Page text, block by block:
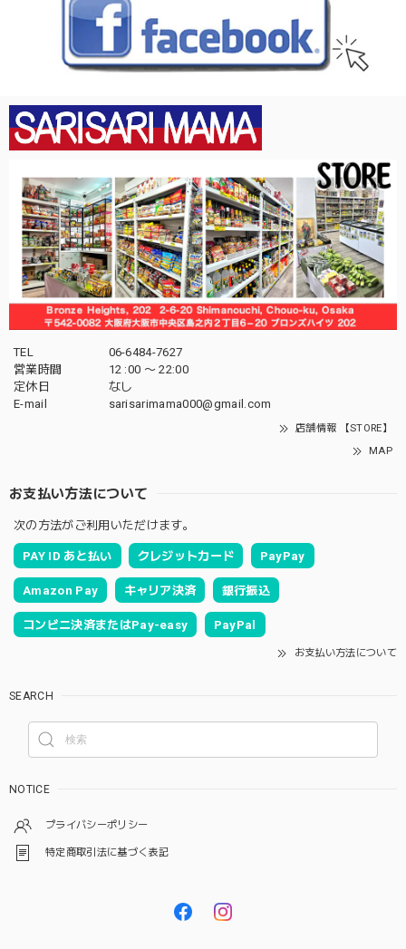
TEL
06-6484-7627
営業時間
12 :00 〜 22:00
定休日
なし
E-mail
sarisarimama000@gmail.com
店舗情報 【STORE】
MAP
お支払い方法について
次の方法がご利用いただけます。
PAY ID あと払い クレジットカード PayPay
Amazon Pay キャリア決済 銀行振込
コンビニ決済またはPay-easy PayPal
お支払い方法について
SEARCH
NOTICE
プライバシーポリシー
特定商取引法に基づく表記